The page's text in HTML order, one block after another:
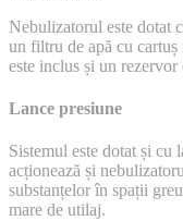
Nebulizatorul este dotat
un filtru de apă cu
este inclus și un
Lance presiune
Sistemul este dotat și cu
acționează și
substanțelor în spații
mare de utilaj.